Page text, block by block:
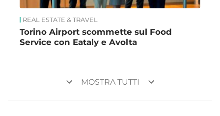
REAL ESTATE & TRAVEL
Torino Airport scommette sul Food
Service con Eataly e Avolta
keyboard_arrow_down MOSTRA TUTTI keyboard_arrow_down